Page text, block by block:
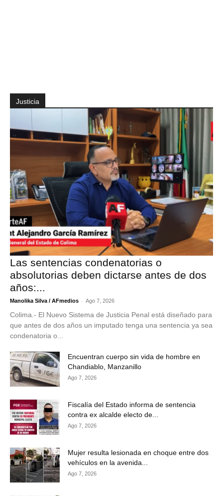
Justicia
Las sentencias condenatorias o
absolutorias deben dictarse antes de dos
años:...
Manolika Silva / AFmedios - Ago 7, 2026
Colima.- El Nuevo Sistema de Justicia Penal está diseñado para
que antes de dos años un imputado tenga una sentencia ya sea
condenatoria o...
Encuentran cuerpo sin vida de hombre en
Chandiablo, Manzanillo
Ago 7, 2026
Fiscalía del Estado informa de sentencia
contra ex alcalde electo de...
Ago 7, 2026
Mujer resulta lesionada en choque entre dos
vehículos en la avenida...
Ago 7, 2026